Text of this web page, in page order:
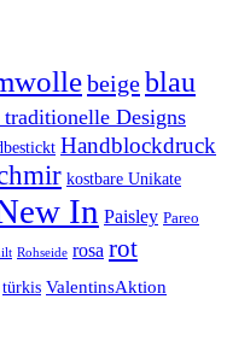
beigeblau
Designs
Handblockdruck
kostbare Unikate
In Paisley Pareo
Rohseide rosa rot
türkis ValentinsAktion